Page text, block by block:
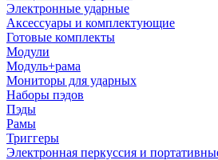
Электронные ударные
Аксессуары и комплектующие
Готовые комплекты
Модули
Модуль+рама
Мониторы для ударных
Наборы пэдов
Пэды
Рамы
Триггеры
Электронная перкуссия и